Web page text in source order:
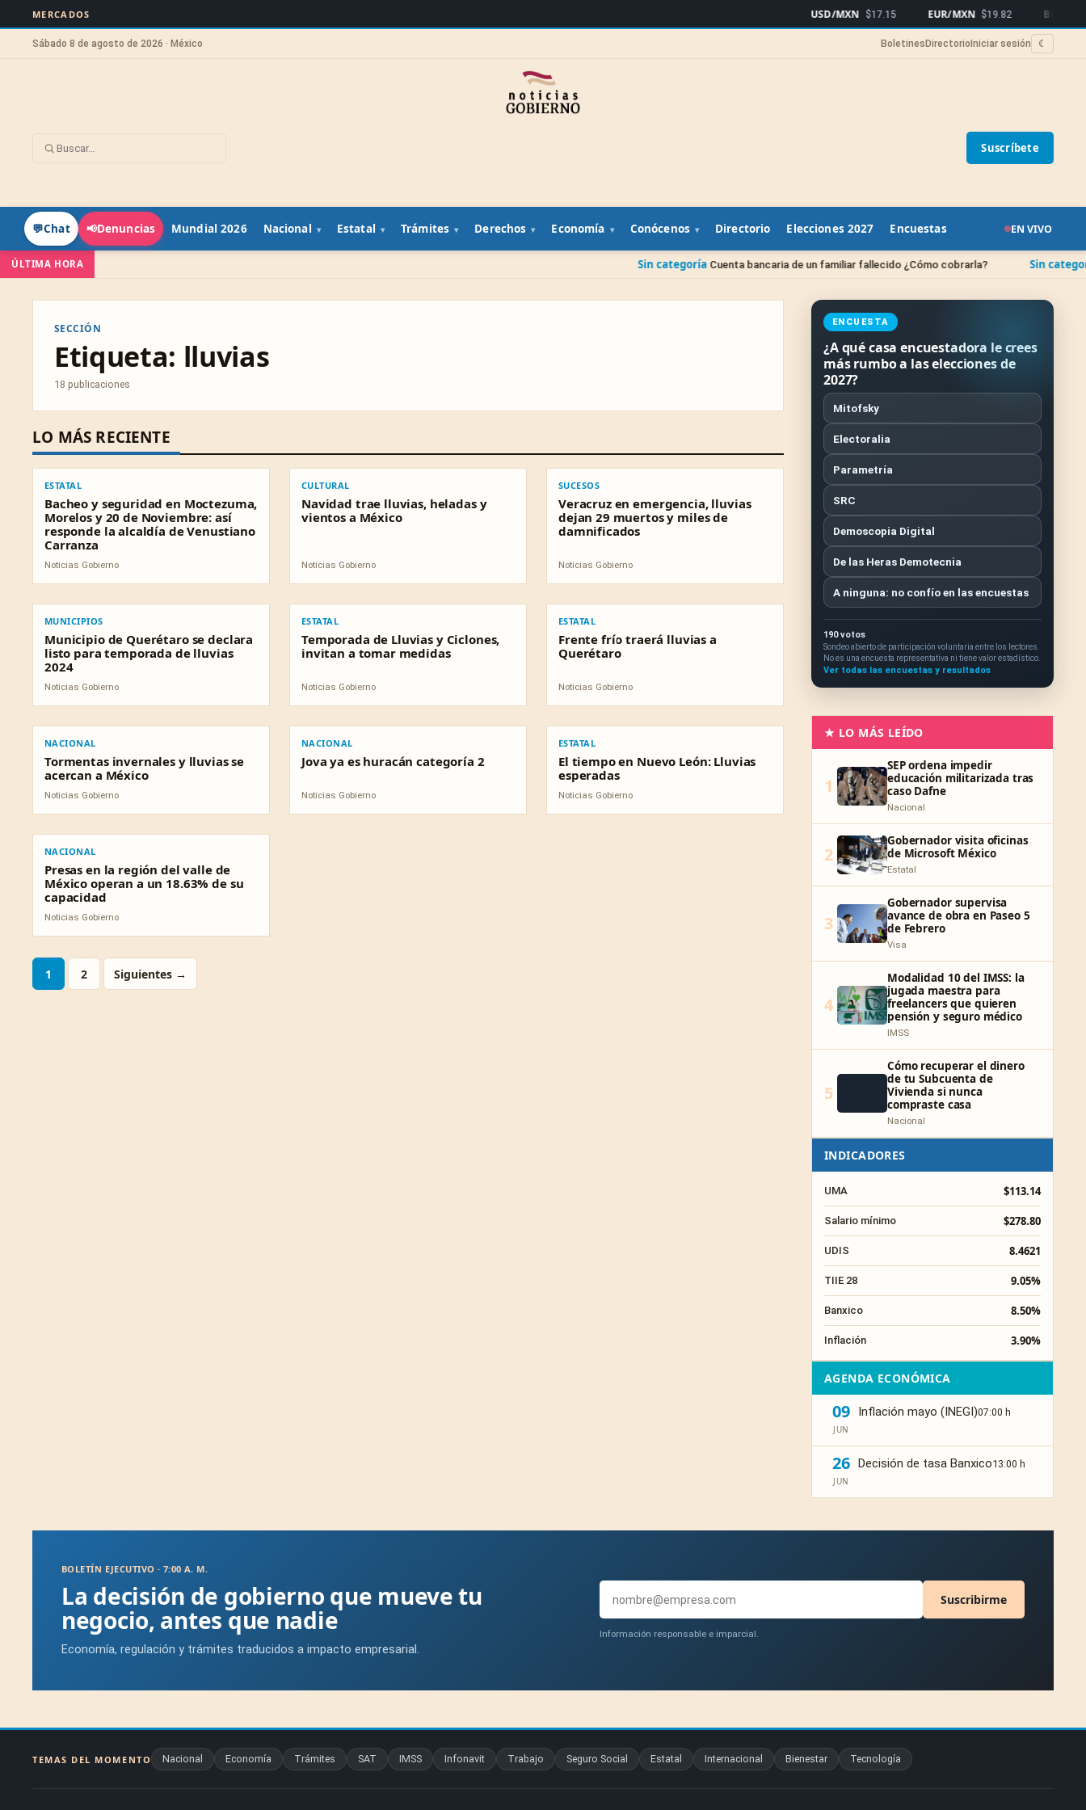
MERCADOS USD/MXN $17.15 EUR/MXN $19.82 Bitcoin
Sábado 8 de agosto de 2026 · México Boletines Directorio Iniciar sesión ☾
Suscríbete
💬Chat 📢Denuncias Mundial 2026 Nacional Estatal Trámites Derechos Economía Conócenos Directorio Elecciones 2027 Encuestas EN VIVO
ÚLTIMA HORA Sin categoríaCuenta bancaria de un familiar fallecido ¿Cómo cobrarla? Sin categoría
SECCIÓN
Etiqueta: lluvias
18 publicaciones
LO MÁS RECIENTE
ESTATAL
Bacheo y seguridad en Moctezuma,
Morelos y 20 de Noviembre: así
responde la alcaldía de Venustiano
Carranza
Noticias Gobierno
CULTURAL
Navidad trae lluvias, heladas y
vientos a México
Noticias Gobierno
SUCESOS
Veracruz en emergencia, lluvias
dejan 29 muertos y miles de
damnificados
Noticias Gobierno
MUNICIPIOS
Municipio de Querétaro se declara
listo para temporada de lluvias
2024
Noticias Gobierno
ESTATAL
Temporada de Lluvias y Ciclones,
invitan a tomar medidas
Noticias Gobierno
ESTATAL
Frente frío traerá lluvias a
Querétaro
Noticias Gobierno
NACIONAL
Tormentas invernales y lluvias se
acercan a México
Noticias Gobierno
NACIONAL
Jova ya es huracán categoría 2
Noticias Gobierno
ESTATAL
El tiempo en Nuevo León: Lluvias
esperadas
Noticias Gobierno
NACIONAL
Presas en la región del valle de
México operan a un 18.63% de su
capacidad
Noticias Gobierno
1 2 Siguientes →
ENCUESTA
¿A qué casa encuestadora le crees
más rumbo a las elecciones de
2027?
Mitofsky
Electoralia
Parametría
SRC
Demoscopia Digital
De las Heras Demotecnia
A ninguna: no confío en las encuestas
190 votos
Sondeo abierto de participación voluntaria entre los lectores.
No es una encuesta representativa ni tiene valor estadístico.
Ver todas las encuestas y resultados
★ LO MÁS LEÍDO
1
SEP ordena impedir
educación militarizada tras
caso Dafne
Nacional
2
Gobernador visita oficinas
de Microsoft México
Estatal
3
Gobernador supervisa
avance de obra en Paseo 5
de Febrero
Visa
4
Modalidad 10 del IMSS: la
jugada maestra para
freelancers que quieren
pensión y seguro médico
IMSS
5
Cómo recuperar el dinero
de tu Subcuenta de
Vivienda si nunca
compraste casa
Nacional
INDICADORES
UMA $113.14
Salario mínimo $278.80
UDIS 8.4621
TIIE 28 9.05%
Banxico 8.50%
Inflación 3.90%
AGENDA ECONÓMICA
09
JUN
Inflación mayo (INEGI)07:00 h
26
JUN
Decisión de tasa Banxico13:00 h
BOLETÍN EJECUTIVO · 7:00 A. M.
La decisión de gobierno que mueve tu
negocio, antes que nadie
Economía, regulación y trámites traducidos a impacto empresarial.
Suscribirme
Información responsable e imparcial.
TEMAS DEL MOMENTO Nacional Economía Trámites SAT IMSS Infonavit Trabajo Seguro Social Estatal Internacional Bienestar Tecnología